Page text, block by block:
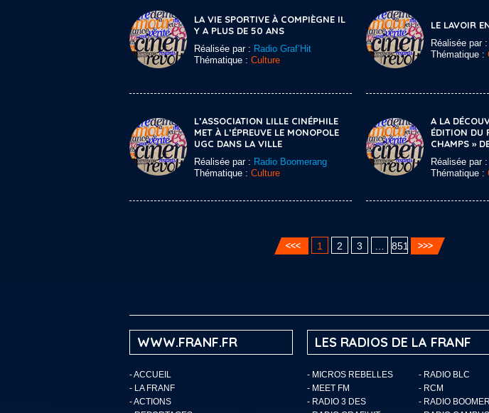
LA VIE SPORTIVE À COMPIÈGNE IL
Y A PLUS DE 50 ANS
Réalisée par : Radio Graf’Hit
Thématique : Culture
LE LAVOIR
Réalisée par :
Thématique :
L’ASSOCIATION LILLE CINÉPHILE
MET À L’ÉPREUVE LE MONOPOLE
UGC DANS LA VILLE
Réalisée par : Radio Boomerang
Thématique : Culture
A LA
ÉDITION DU
CHAMPS »
Réalisée par :
Thématique :
1 2 3 851
WWW.FRANF.FR
-ACCUEIL
- LA FRANF
-ACTIONS
LES RADIOS DE LA FRANF
- MICROS REBELLES
- RADIO BLC
- MEET FM
- RCM
- RADIO 3 DES
- RADIO